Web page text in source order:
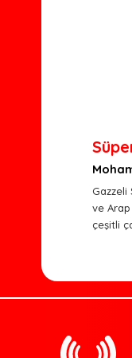
Gazzeli
ve
çeşitli